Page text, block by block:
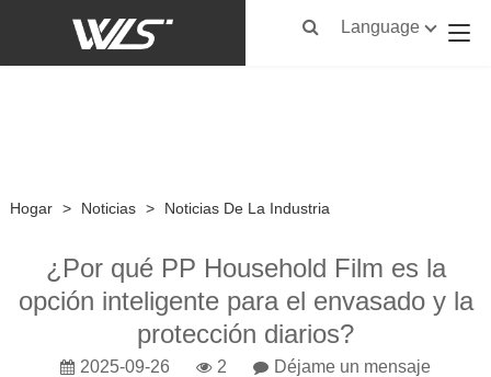
Language
Hogar > Noticias > Noticias De La Industria
¿Por qué PP Household Film es la
opción inteligente para el envasado y la
protección diarios?
2025-09-26 2 Déjame un mensaje